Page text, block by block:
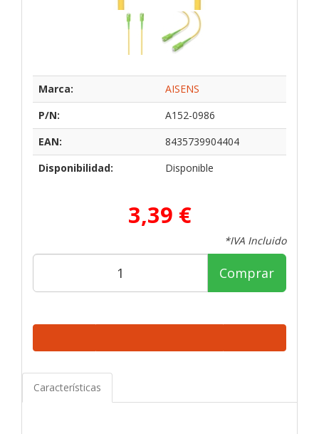
Marca:
AISENS
P/N:
A152-0986
EAN:
8435739904404
Disponibilidad:
Disponible
3,39 €
*IVA Incluido
Comprar
Características